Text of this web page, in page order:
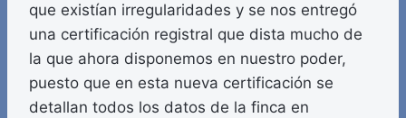
que existían irregularidades y se nos entregó
una certificación registral que dista mucho de
la que ahora disponemos en nuestro poder,
puesto que en esta nueva certificación se
detallan todos los datos de la finca en